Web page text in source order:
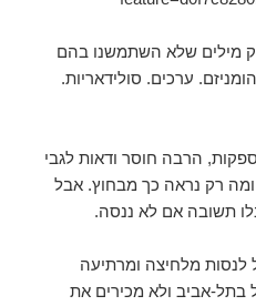
מילים שלא השתמשנו בהם
ערכים. סולידאריות.
הרבה חוסר ודאות לגבי
רק נראה כך מבחוץ. אבל
תשובה אם לא ננסה.
מלחיצה ומרתיעה
בתל-אביב ולא מכירים את